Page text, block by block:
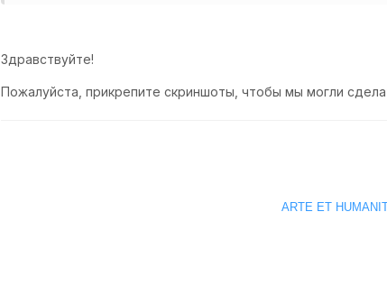
Здравствуйте!
Пожалуйста, прикрепите скриншоты, чтобы мы могли
ARTE ET